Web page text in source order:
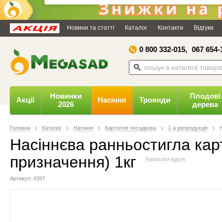
Дозвольте сайту megasad.net
відправляти вам сповіщення на
робочий стіл.
Powered by SendPulse
Новини та статті Каталог Контакти Відгуки
0 800 332-015, 067 654-
Акції
Новинки
2026
Насіння Троянди
Плодові
дерева
Головна Каталог Насіння Картопля посадкова 1-а репродукція
Насіннєва ранньостигла
призначення) 1кг
Написати відгук
Артикул: 4397